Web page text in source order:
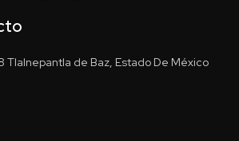
Tlalnepantla de Baz, Estado De México